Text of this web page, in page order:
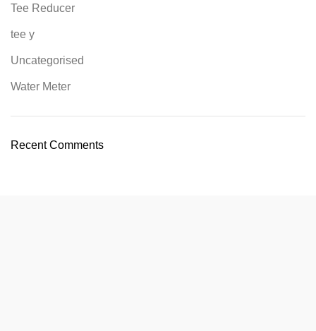
Tee Reducer
tee y
Uncategorised
Water Meter
Recent Comments